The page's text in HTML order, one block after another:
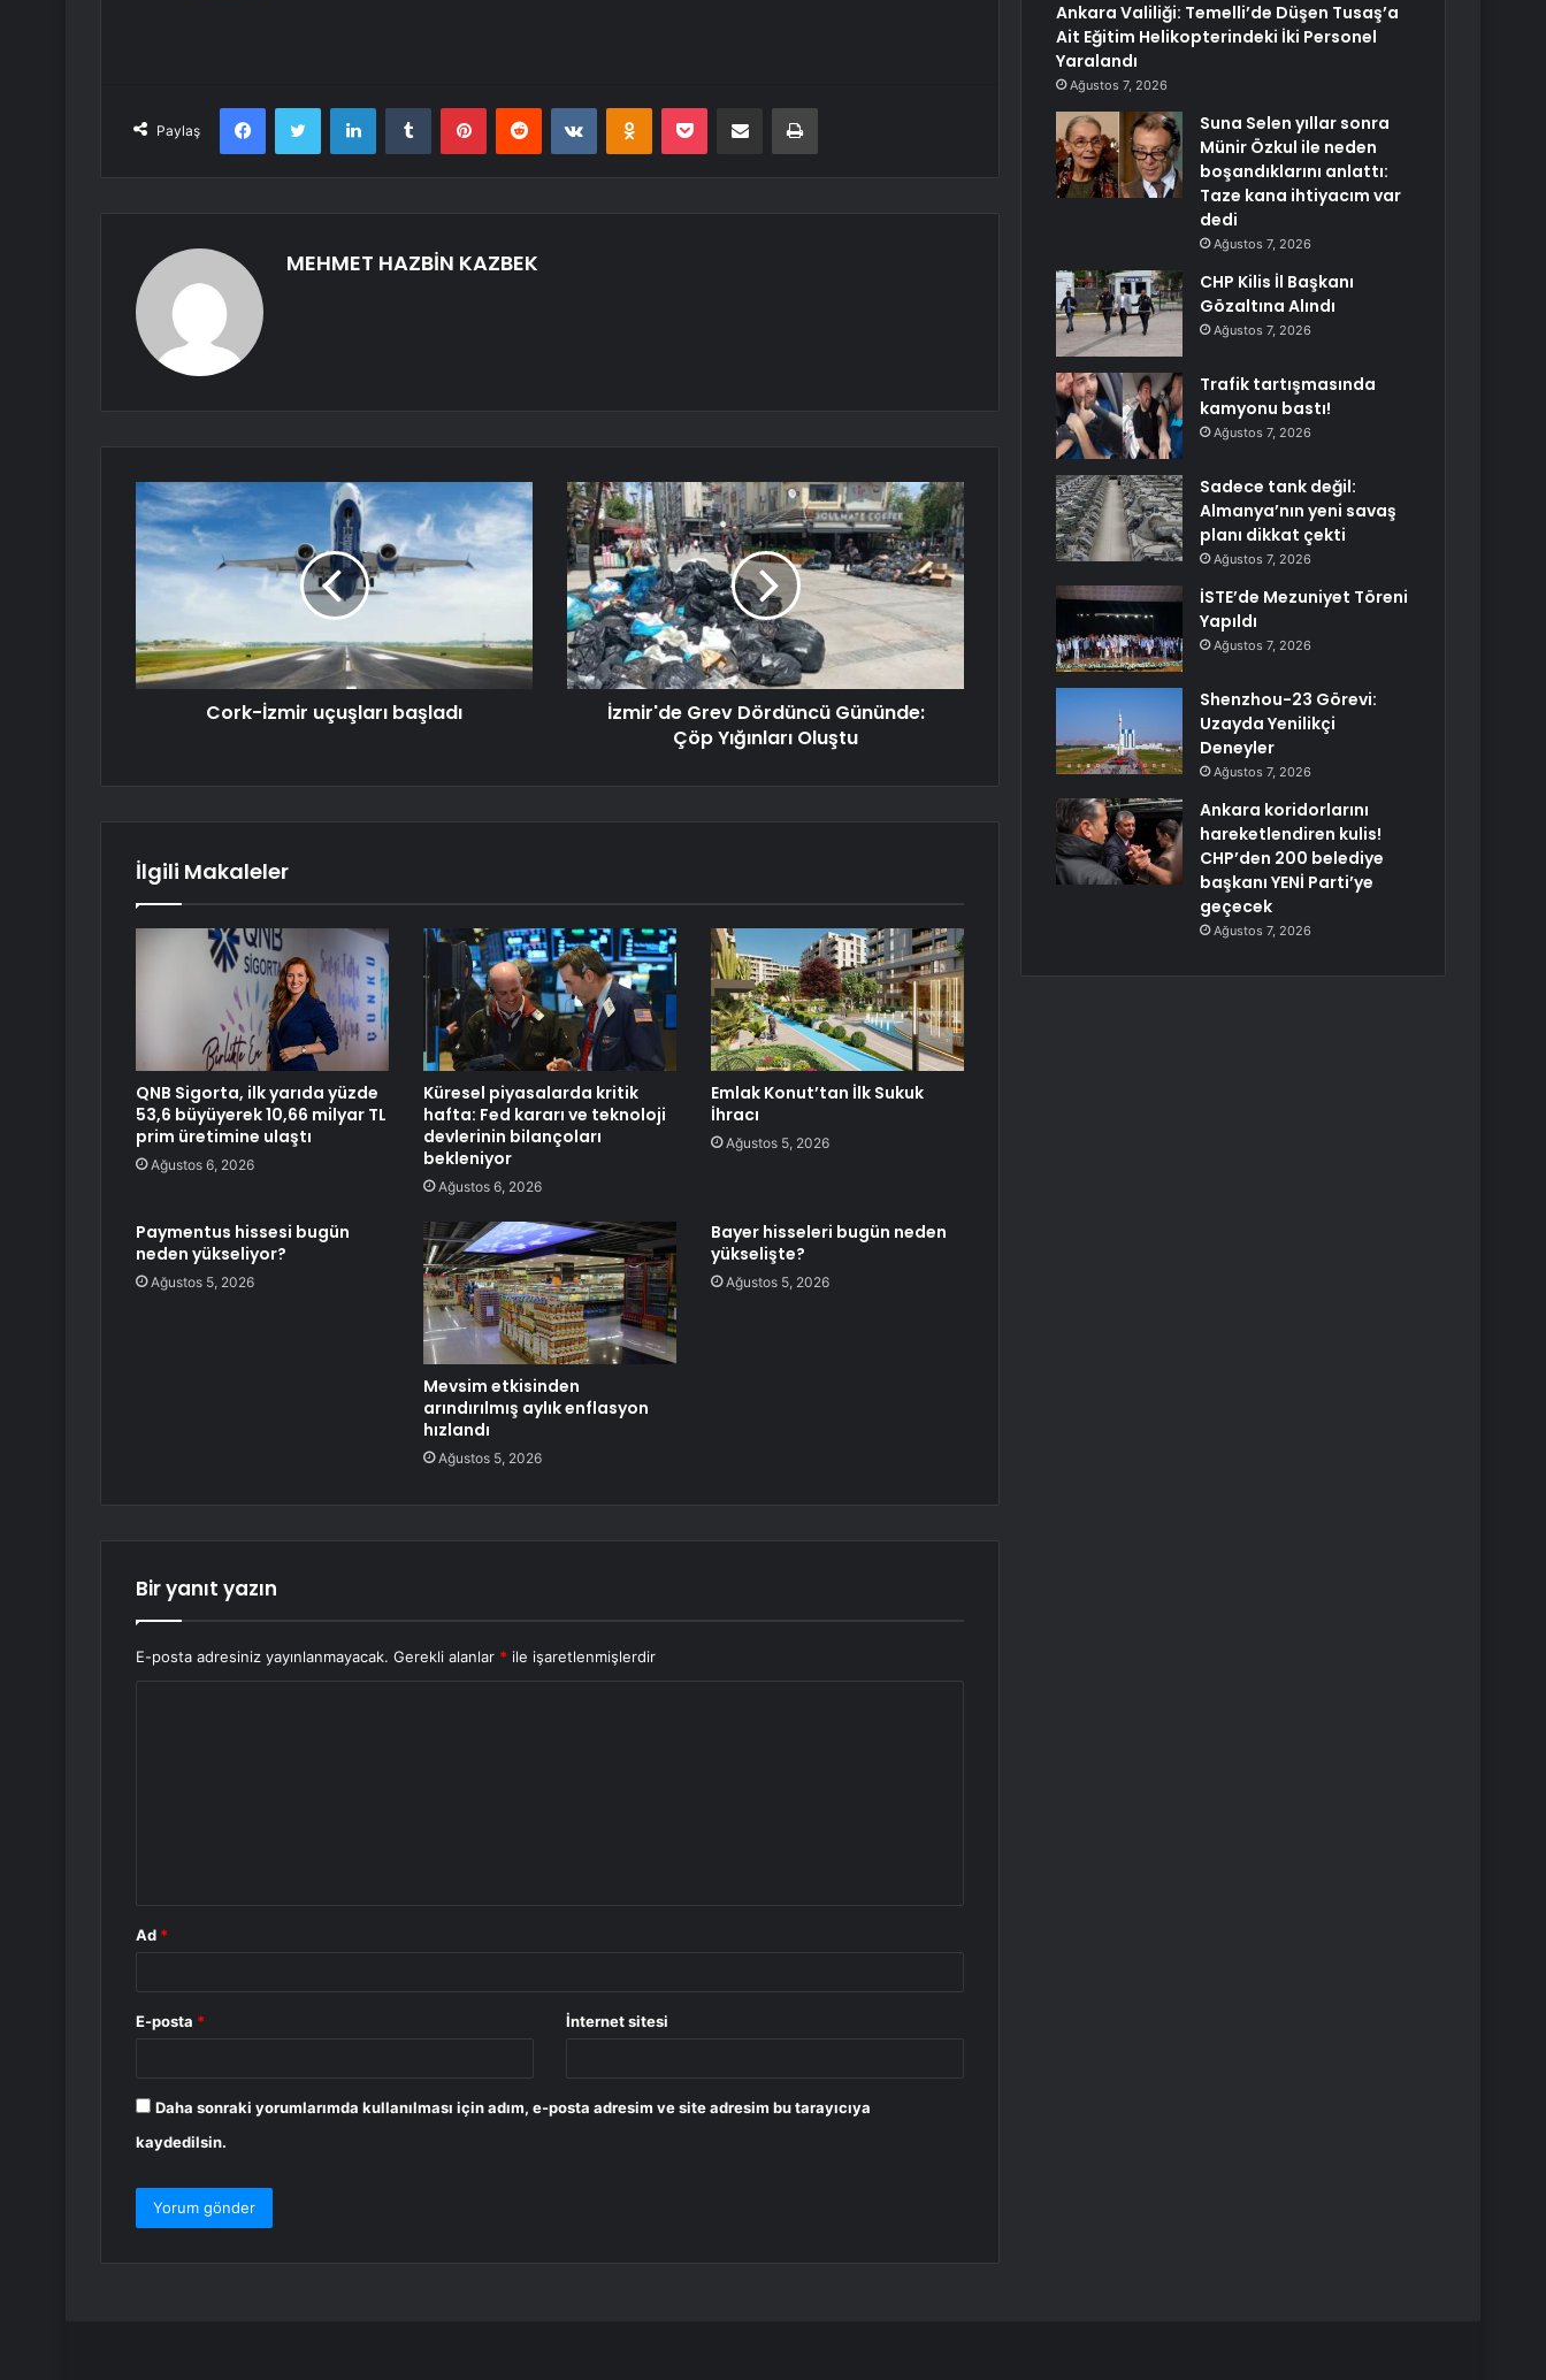
Paylaş
FacebookTwitter LinkedInTumblr PinterestReddit VKontakteOdnoklassniki
Pocket E-Posta ile paylaş Yazdır
MEHMET HAZBİN KAZBEK
Cork-İzmir uçuşları başladı
İzmir'de Grev Dördüncü Gününde:
Çöp Yığınları Oluştu
İlgili Makaleler
QNB Sigorta, ilk yarıda yüzde
53,6 büyüyerek 10,66 milyar TL
prim üretimine ulaştı
Ağustos 6, 2026
Küresel piyasalarda kritik
hafta: Fed kararı ve teknoloji
devlerinin bilançoları
bekleniyor
Ağustos 6, 2026
Emlak Konut’tan İlk Sukuk
İhracı
Ağustos 5, 2026
Paymentus hissesi bugün
neden yükseliyor?
Ağustos 5, 2026
Mevsim etkisinden
arındırılmış aylık enflasyon
hızlandı
Ağustos 5, 2026
Bayer hisseleri bugün neden
yükselişte?
Ağustos 5, 2026
Bir yanıt yazın
E-posta adresiniz yayınlanmayacak. Gerekli alanlar * ile işaretlenmişlerdir
Ad *
E-posta * İnternet sitesi
Daha sonraki yorumlarımda kullanılması için adım, e-posta adresim ve site adresim bu tarayıcıya
kaydedilsin.
Ankara Valiliği: Temelli’de Düşen Tusaş’a
Ait Eğitim Helikopterindeki İki Personel
Yaralandı
Ağustos 7, 2026
Suna Selen yıllar sonra
Münir Özkul ile neden
boşandıklarını anlattı:
Taze kana ihtiyacım var
dedi
Ağustos 7, 2026
CHP Kilis İl Başkanı
Gözaltına Alındı
Ağustos 7, 2026
Trafik tartışmasında
kamyonu bastı!
Ağustos 7, 2026
Sadece tank değil:
Almanya’nın yeni savaş
planı dikkat çekti
Ağustos 7, 2026
İSTE’de Mezuniyet Töreni
Yapıldı
Ağustos 7, 2026
Shenzhou-23 Görevi:
Uzayda Yenilikçi
Deneyler
Ağustos 7, 2026
Ankara koridorlarını
hareketlendiren kulis!
CHP’den 200 belediye
başkanı YENİ Parti’ye
geçecek
Ağustos 7, 2026